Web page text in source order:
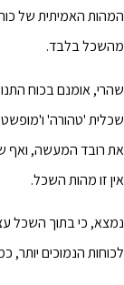
המהות האמיתית של
מהשכל בלבד.
שהרי, אומנם בכוח
שכלית 'טהורה'
את רובד המעשה, ואף
אין זו מהות השכל.
נמצא, כי בתוך השכל
לכוחות הנמוכים יותר,